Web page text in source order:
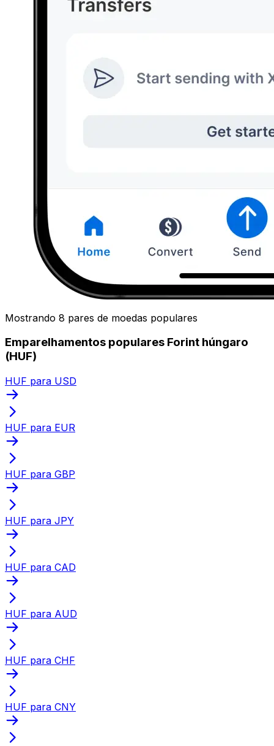
Mostrando 8 pares de moedas populares
Emparelhamentos populares Forint húngaro
(HUF)
HUF para USD
HUF para EUR
HUF para GBP
HUF para JPY
HUF para CAD
HUF para AUD
HUF para CHF
HUF para CNY